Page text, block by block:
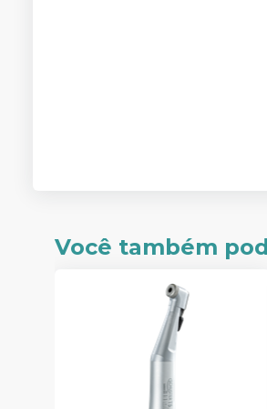
Você também